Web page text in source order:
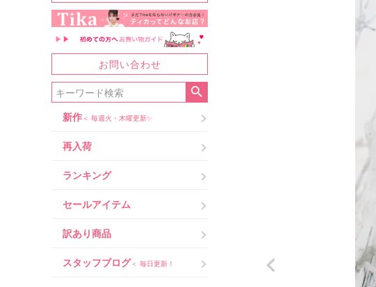
お問い合わせ
新作＜ 毎週火・木曜更新✨
再入荷
ランキング
セールアイテム
訳あり商品
スタッフブログ＜ 毎日更新！